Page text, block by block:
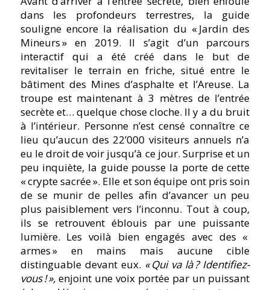
dans les profondeurs terrestres, la guide
souligne encore la réalisation du « Jardin des
Mineurs » en 2019. Il s’agit d’un parcours
interactif qui a été créé dans le but de
revitaliser le terrain en friche, situé entre le
bâtiment des Mines d’asphalte et l’Areuse. La
troupe est maintenant à 3 mètres de l’entrée
secrète et… quelque chose cloche. Il y a du bruit
à l’intérieur. Personne n’est censé connaître ce
lieu qu’aucun des 22’000 visiteurs annuels n’a
eu le droit de voir jusqu’à ce jour. Surprise et un
peu inquiète, la guide pousse la porte de cette
« crypte sacrée ». Elle et son équipe ont pris soin
de se munir de pelles afin d’avancer un peu
plus paisiblement vers l’inconnu. Tout à coup,
ils se retrouvent éblouis par une puissante
lumière. Les voilà bien engagés avec des «
armes » en mains mais aucune cible
distinguable devant eux. « Qui va là ? Identifiez-
vous ! »,enjoint une voix portée par un puissant